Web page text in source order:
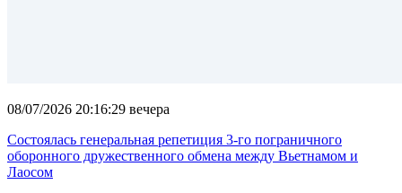
08/07/2026 20:16:29 вечера
Состоялась генеральная репетиция 3-го пограничного
оборонного дружественного обмена между Вьетнамом и
Лаосом